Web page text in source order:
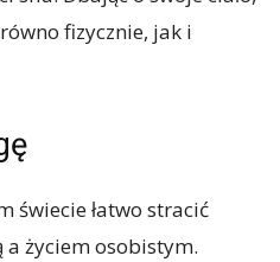
fizycznie, jak i
świecie łatwo stracić
życiem osobistym.